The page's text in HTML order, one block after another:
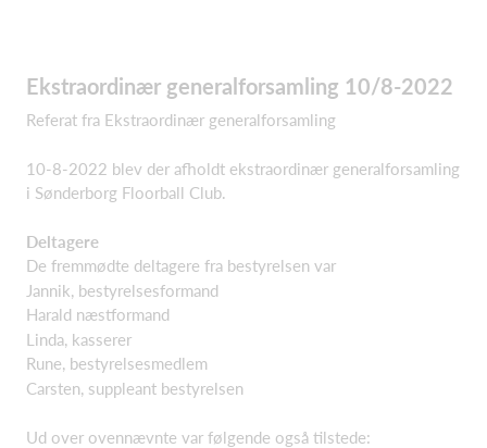
Ekstraordinær generalforsamling 10/8-2022
Referat fra Ekstraordinær generalforsamling
10-8-2022 blev der afholdt ekstraordinær generalforsamling
i Sønderborg Floorball Club.
Deltagere
De fremmødte deltagere fra bestyrelsen var
Jannik, bestyrelsesformand
Harald næstformand
Linda, kasserer
Rune, bestyrelsesmedlem
Carsten, suppleant bestyrelsen
Ud over ovennævnte var følgende også tilstede: